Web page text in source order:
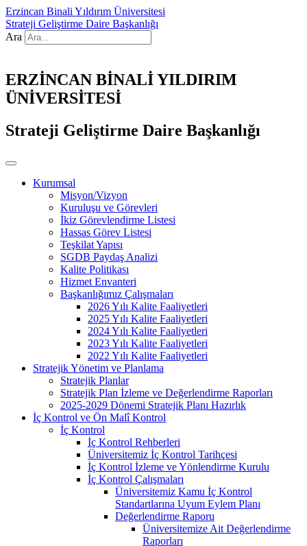
Erzincan Binali Yıldırım Üniversitesi
Strateji Geliştirme Daire Başkanlığı
Ara
ERZİNCAN BİNALİ YILDIRIM
ÜNİVERSİTESİ
Strateji Geliştirme Daire Başkanlığı
Kurumsal
Misyon/Vizyon
Kuruluşu ve Görevleri
İkiz Görevlendirme Listesi
Hassas Görev Listesi
Teşkilat Yapısı
SGDB Paydaş Analizi
Kalite Politikası
Hizmet Envanteri
Başkanlığımız Çalışmaları
2026 Yılı Kalite Faaliyetleri
2025 Yılı Kalite Faaliyetleri
2024 Yılı Kalite Faaliyetleri
2023 Yılı Kalite Faaliyetleri
2022 Yılı Kalite Faaliyetleri
Stratejik Yönetim ve Planlama
Stratejik Planlar
Stratejik Plan İzleme ve Değerlendirme Raporları
2025-2029 Dönemi Stratejik Planı Hazırlık
İç Kontrol ve Ön Malî Kontrol
İç Kontrol
İç Kontrol Rehberleri
Üniversitemiz İç Kontrol Tarihçesi
İç Kontrol İzleme ve Yönlendirme Kurulu
İç Kontrol Çalışmaları
Üniversitemiz Kamu İç Kontrol
Standartlarına Uyum Eylem Planı
Değerlendirme Raporu
Üniversitemize Ait Değerlendirme
Raporları